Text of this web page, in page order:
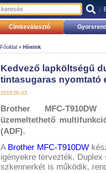
|
Címkeválasztó
Főoldal » Híreink
Kedvező lapköltségű
tintasugaras nyomtató
2018.05.03.
Brother MFC-
üzemeltethető
(ADF).
A Brother MFC-T910DW
igényekre tervezték.
szkennerkét is működik,